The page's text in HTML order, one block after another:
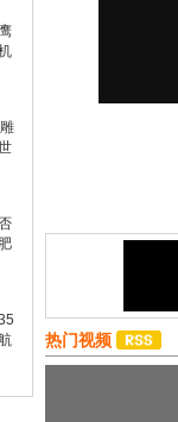
热门视频